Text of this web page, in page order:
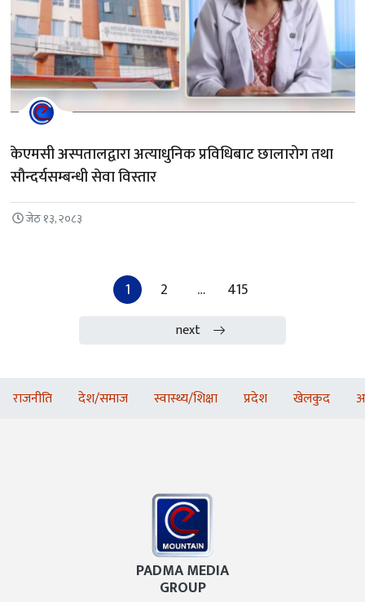
केएमसी अस्पतालद्वारा अत्याधुनिक प्रविधिबाट छालारोग तथा
सौन्दर्यसम्बन्धी सेवा विस्तार
जेठ १३, २०८३
Posts pagination
1 2 … 415
next
राजनीति देश/समाज स्वास्थ्य/शिक्षा प्रदेश खेलकुद
PADMA MEDIA
GROUP